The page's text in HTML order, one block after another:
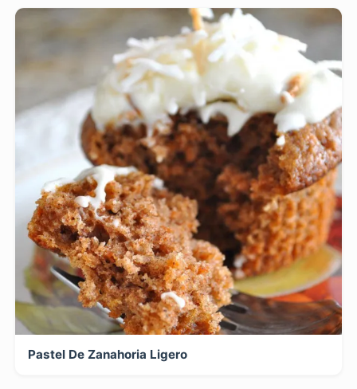
Pastel De Zanahoria Ligero